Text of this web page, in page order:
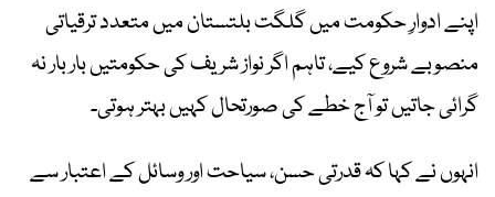
اپنے ادوارِ حکومت میں گلگت بلتستان میں متعدد ترقیاتی
منصوبے شروع کیے، تاہم اگر نواز شریف کی حکومتیں بار بار نہ
گرائی جاتیں تو آج خطے کی صورتحال کہیں بہتر ہوتی۔
انہوں نے کہا کہ قدرتی حسن، سیاحت اور وسائل کے اعتبار سے